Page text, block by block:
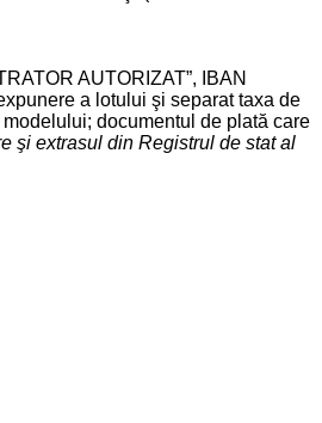
AUTORIZAT”, IBAN
a lotului şi separat taxa de
documentul de plată care
şi extrasul din Registrul de stat al